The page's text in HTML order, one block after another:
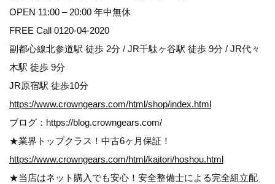
OPEN 11:00 – 20:00 年中無休
FREE Call 0120-04-2020
副都心線北参道駅 徒歩 2分 / JR千駄ヶ谷駅 徒歩 9分 / JR代々
木駅 徒歩 9分
JR原宿駅 徒歩10分
https://www.crowngears.com/html/shop/index.html
ブログ：https://blog.crowngears.com/
★業界トップクラス！中古6ヶ月保証！
https://www.crowngears.com/html/kaitori/hoshou.html
★当店はネット購入でも安心！安全整備士による完全組立配